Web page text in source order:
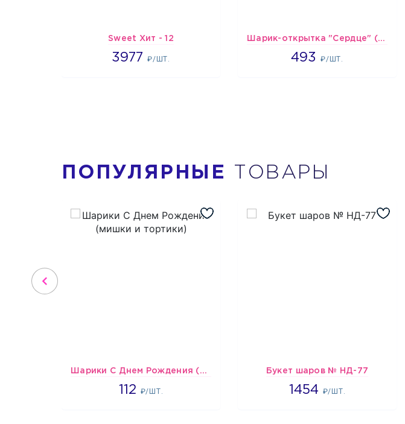
Sweet Хит - 12
3977₽/ШТ.
3977 Шарик-открытка "Сердце" (45 см) - 2
493₽/ШТ.
493
ПОПУЛЯРНЫЕ ТОВАРЫ
Шарики С Днем Рождения (мишки и тортики)
112 ₽/ШТ.
1718 Букет шаров № НД-77
1454 ₽/ШТ.
1454